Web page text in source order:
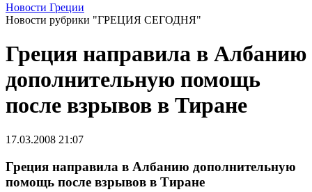
Новости Греции
Новости рубрики "ГРЕЦИЯ СЕГОДНЯ"
Греция направила в Албанию
дополнительную помощь
после взрывов в Тиране
17.03.2008 21:07
Греция направила в Албанию дополнительную
помощь после взрывов в Тиране